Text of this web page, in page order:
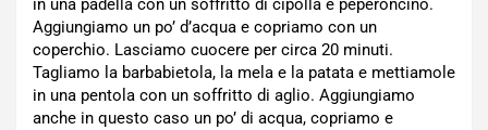
in una padella con un soffritto di cipolla e peperoncino.
Aggiungiamo un po’ d’acqua e copriamo con un
coperchio. Lasciamo cuocere per circa 20 minuti.
Tagliamo la barbabietola, la mela e la patata e mettiamole
in una pentola con un soffritto di aglio. Aggiungiamo
anche in questo caso un po’ di acqua, copriamo e